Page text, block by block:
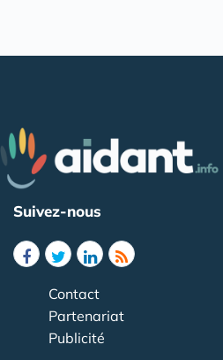
Suivez-nous
Contact
Partenariat
Publicité